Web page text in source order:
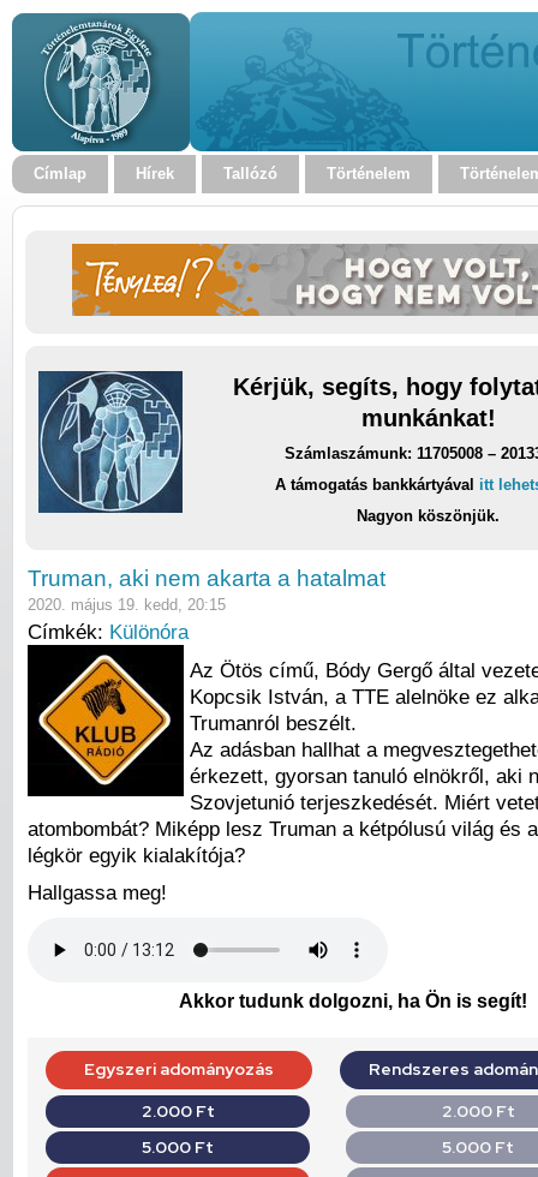
Címlap Hírek Tallózó Történelem
Kérjük, segíts, hogy
munkánkat!
Számlaszámunk: 11705008 –
A támogatás bankkártyával itt
Nagyon köszönjük.
Truman, aki nem akarta a hatalmat
2020. május 19. kedd, 20:15
Címkék: Különóra
Az Ötös című, Bódy Gergő által
Kopcsik István, a TTE alelnöke ez
Trumanról beszélt.
Az adásban hallhat a
érkezett, gyorsan tanuló elnökről, aki
Szovjetunió terjeszkedését. Miért
atombombát? Miképp lesz Truman a kétpólusú világ és
légkör egyik kialakítója?
Hallgassa meg!
Akkor tudunk dolgozni, ha Ön is segít!